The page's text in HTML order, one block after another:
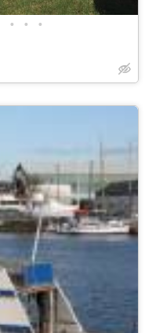
• • •